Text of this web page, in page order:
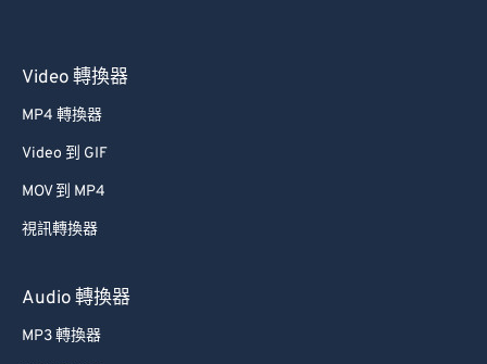
Video 轉換器
MP4 轉換器
Video 到 GIF
MOV 到 MP4
視訊轉換器
Audio 轉換器
MP3 轉換器